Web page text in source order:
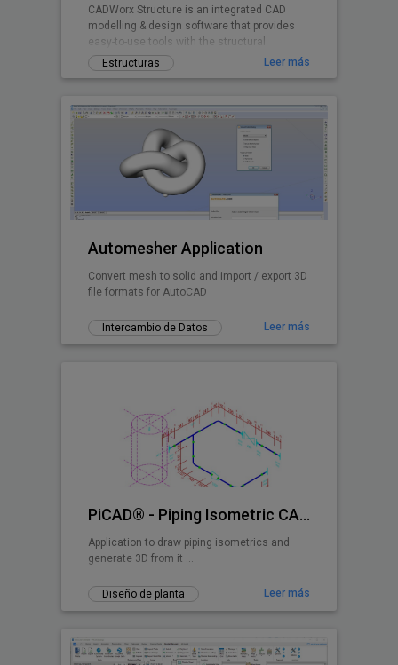
CADWorx Structure is an integrated CAD
modelling & design software that provides
easy-to-use tools with the structural
designer and engineer in mind.
Estructuras Leer más
Automesher Application
Convert mesh to solid and import / export 3D
file formats for AutoCAD
Intercambio de Datos Leer más
PiCAD® - Piping Isometric CAD 2D>3D
Application to draw piping isometrics and
generate 3D from it ...
Diseño de planta Leer más